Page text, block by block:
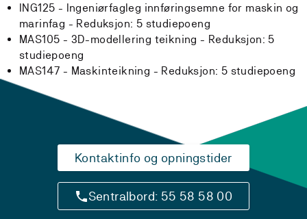
ING125 - Ingeniørfagleg innføringsemne for maskin og
marinfag - Reduksjon: 5 studiepoeng
MAS105 - 3D-modellering teikning - Reduksjon: 5
studiepoeng
MAS147 - Maskinteikning - Reduksjon: 5 studiepoeng
Kontaktinfo og opningstider
Sentralbord: 55 58 58 00